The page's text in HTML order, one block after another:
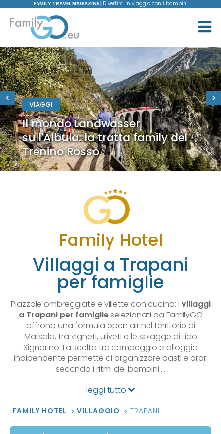
FAMILY TRAVEL MAGAZINE | Divertirsi in viaggio con i bambini
VIAGGI
Il mondo Landwasser
sull'Albula: la tratta family del
Trenino Rosso
Family Hotel
Villaggi a Trapani
per famiglie
Piazzole ombreggiate e villette con cucina: i villaggi
a Trapani per famiglieselezionati da FamilyGO
offrono una formula open air nel territorio di
Marsala, tra vigneti, uliveti e le spiagge di Lido
Signorino. La scelta tra campeggio e alloggio
indipendente permette di organizzare pasti e orari
secondo i ritmi dei bambini.…
leggi tutto
FAMILY HOTEL VILLAGGIO TRAPANI